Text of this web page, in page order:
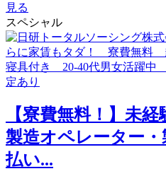
見る
スペシャル
【寮費無料！】未
製造オペレーター
払い...